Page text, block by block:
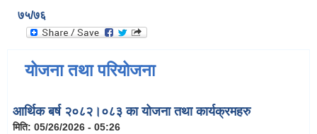
७५/७६
योजना तथा परियोजना
आर्थिक बर्ष २०८२।०८३ का योजना तथा कार्यक्रमहरु
मिति: 05/26/2026 - 05:26